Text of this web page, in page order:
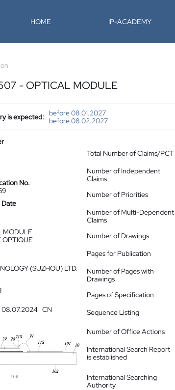
HOME IP-ACADEMY
- OPTICAL MODULE
is expected:
before 08.01.2027
before 08.02.2027
No.
Date
MODULE
OPTIQUE
(SUZHOU) LTD.
08.07.2024 CN
Total Number of Claims/PCT
Number of Independent
Claims
Number of Priorities
Number of Multi-Dependent
Claims
Number of Drawings
Pages for Publication
Number of Pages with
Drawings
Pages of Specification
Sequence Listing
Number of Office Actions
International Search Report
is established
International Searching
Authority